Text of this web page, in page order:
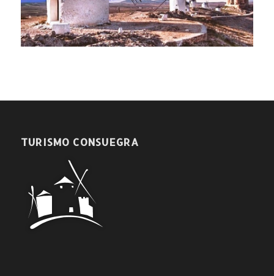
TURISMO CONSUEGRA